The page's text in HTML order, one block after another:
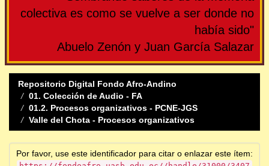
colectiva es como se vuelve a ser donde no
había sido"
Abuelo Zenón y Juan García Salazar
Repositorio Digital Fondo Afro-Andino
01. Colección de Audio - FA
01.2. Procesos organizativos - PCNE-JGS
Valle del Chota - Procesos organizativos
Por favor, use este identificador para citar o enlazar este ítem: